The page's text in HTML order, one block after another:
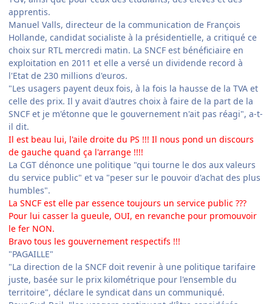
apprentis.
Manuel Valls, directeur de la communication de François
Hollande, candidat socialiste à la présidentielle, a critiqué ce
choix sur RTL mercredi matin. La SNCF est bénéficiaire en
exploitation en 2011 et elle a versé un dividende record à
l'Etat de 230 millions d'euros.
"Les usagers payent deux fois, à la fois la hausse de la TVA et
celle des prix. Il y avait d'autres choix à faire de la part de la
SNCF et je m'étonne que le gouvernement n'ait pas réagi", a-t-
il dit.
Il est beau lui, l'aile droite du PS !!! Il nous pond un discours
de gauche quand ça l'arrange !!!!
La CGT dénonce une politique "qui tourne le dos aux valeurs
du service public" et va "peser sur le pouvoir d'achat des plus
humbles".
La SNCF est elle par essence toujours un service public ???
Pour lui casser la gueule, OUI, en revanche pour promouvoir
le fer NON.
Bravo tous les gouvernement respectifs !!!
"PAGAILLE"
"La direction de la SNCF doit revenir à une politique tarifaire
juste, basée sur le prix kilométrique pour l'ensemble du
territoire", déclare le syndicat dans un communiqué.